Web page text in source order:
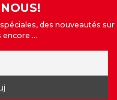
des nouveautés sur
...